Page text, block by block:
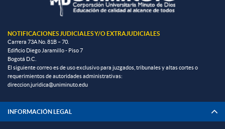
NOTIFICACIONES JUDICIALES Y/O EXTRAJUDICIALES
Carrera 73A No. 81B – 70.
Edificio Diego Jaramillo - Piso 7
Bogotá D.C.
El siguiente correo es de uso exclusivo para juzgados, tribunales y altas cortes o
requerimientos de autoridades administrativas:
direccion.juridica@uniminuto.edu
INFORMACIÓN LEGAL